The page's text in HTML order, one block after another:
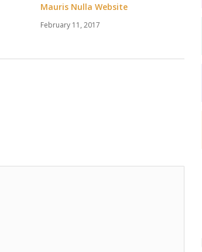
Mauris Nulla Website
February 11, 2017